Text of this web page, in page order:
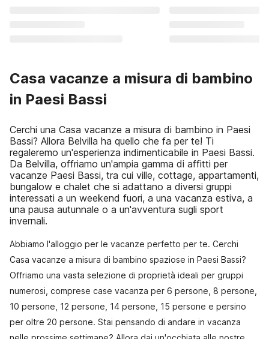
Casa vacanze a misura di bambino
in Paesi Bassi
Cerchi una Casa vacanze a misura di bambino in Paesi
Bassi? Allora Belvilla ha quello che fa per te! Ti
regaleremo un'esperienza indimenticabile in Paesi Bassi.
Da Belvilla, offriamo un'ampia gamma di affitti per
vacanze Paesi Bassi, tra cui ville, cottage, appartamenti,
bungalow e chalet che si adattano a diversi gruppi
interessati a un weekend fuori, a una vacanza estiva, a
una pausa autunnale o a un'avventura sugli sport
invernali.
Abbiamo l'alloggio per le vacanze perfetto per te. Cerchi
Casa vacanze a misura di bambino spaziose in Paesi Bassi?
Offriamo una vasta selezione di proprietà ideali per gruppi
numerosi, comprese case vacanza per 6 persone, 8 persone,
10 persone, 12 persone, 14 persone, 15 persone e persino
per oltre 20 persone. Stai pensando di andare in vacanza